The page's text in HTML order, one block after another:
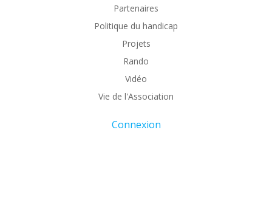
Partenaires
Politique du handicap
Projets
Rando
Vidéo
Vie de l'Association
Connexion